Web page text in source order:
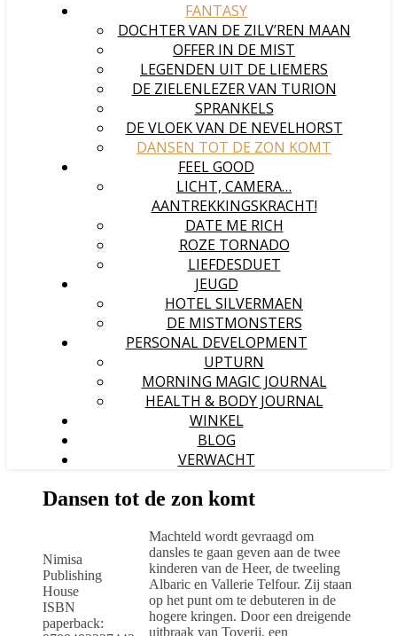
FANTASY
DOCHTER VAN DE ZILV’REN MAAN
OFFER IN DE MIST
LEGENDEN UIT DE LIEMERS
DE ZIELENLEZER VAN TURION
SPRANKELS
DE VLOEK VAN DE NEVELHORST
DANSEN TOT DE ZON KOMT
FEEL GOOD
LICHT, CAMERA…
AANTREKKINGSKRACHT!
DATE ME RICH
ROZE TORNADO
LIEFDESDUET
JEUGD
HOTEL SILVERMAEN
DE MISTMONSTERS
PERSONAL DEVELOPMENT
UPTURN
MORNING MAGIC JOURNAL
HEALTH & BODY JOURNAL
WINKEL
BLOG
VERWACHT
Dansen tot de zon komt
Nimisa
Publishing
House
ISBN
paperback:
Machteld wordt gevraagd om
dansles te gaan geven aan de twee
kinderen van de Heer, de tweeling
Albaric en Vallerie Telfour. Zij staan
op het punt om te debuteren in de
hogere kringen. Door een dreigende
uitbraak van Toverij, een